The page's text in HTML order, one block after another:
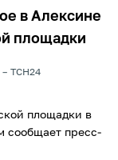
в Алексине
площадки
ТСН24
площадки в
сообщает пресс-